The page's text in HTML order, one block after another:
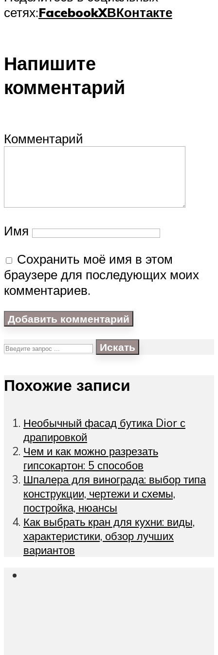
сетях:FacebookXВКонтакте
Напишите
комментарий
Комментарий
Имя
Сохранить моё имя в этом
браузере для последующих моих
комментариев.
Искать
Похожие записи
Необычный фасад бутика Dior с
драпировкой
Чем и как можно разрезать
гипсокартон: 5 способов
Шпалера для винограда: выбор типа
конструкции, чертежи и схемы,
постройка, нюансы
Как выбрать кран для кухни: виды,
характеристики, обзор лучших
вариантов